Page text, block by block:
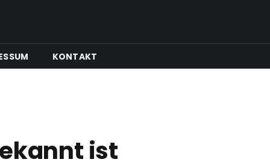
KONTAKT
ist